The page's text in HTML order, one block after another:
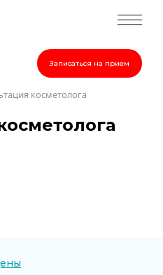
Записаться на прием
косметолога